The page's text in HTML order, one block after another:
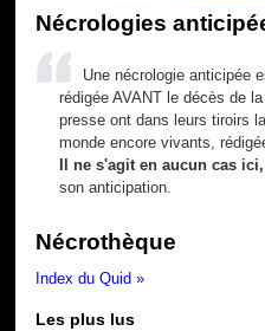
Nécrologies
Une nécrologie anticipée
rédigée AVANT le décès de
presse ont dans leurs tiroirs
monde encore vivants,
Il ne s'agit en aucun cas
son anticipation.
Nécrothèque
Index du Quid »
Les plus lus